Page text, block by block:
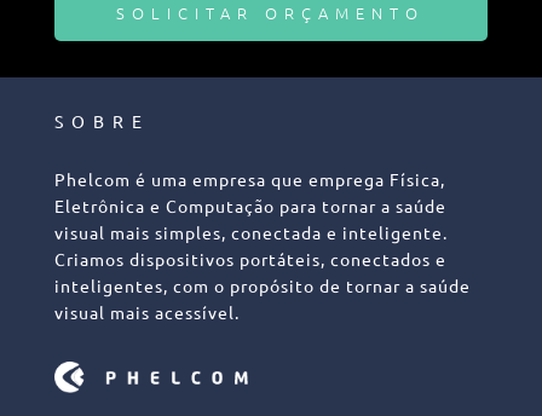
SOLICITAR ORÇAMENTO
SOBRE
Phelcom é uma empresa que emprega Física,
Eletrônica e Computação para tornar a saúde
visual mais simples, conectada e inteligente.
Criamos dispositivos portáteis, conectados e
inteligentes, com o propósito de tornar a saúde
visual mais acessível.